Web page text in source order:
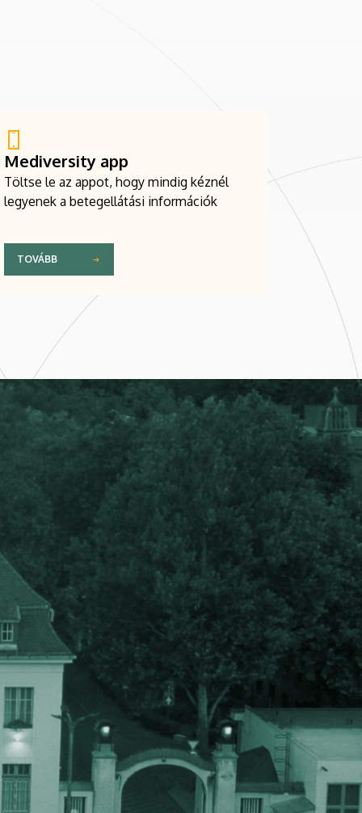
Mediversity app
Töltse le az appot, hogy mindig kéznél
legyenek a betegellátási információk
TOVÁBB